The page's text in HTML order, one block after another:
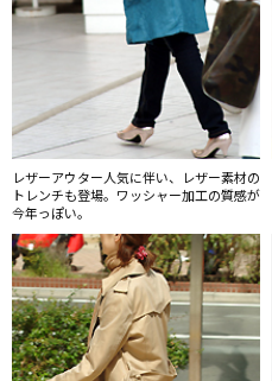
レザーアウター人気に伴い、レザー素材の
トレンチも登場。ワッシャー加工の質感が
今年っぽい。